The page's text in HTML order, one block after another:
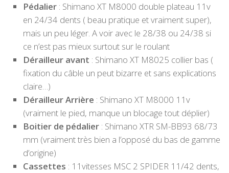
Pédalier : Shimano XT M8000 double plateau 11v
en 24/34 dents ( beau pratique et vraiment super),
mais un peu léger. A voir avec le 28/38 ou 24/38 si
ce n’est pas mieux surtout sur le roulant
Dérailleur avant : Shimano XT M8025 collier bas (
fixation du câble un peut bizarre et sans explications
claire…)
Dérailleur Arrière : Shimano XT M8000 11v
(vraiment le pied, manque un blocage tout déplier)
Boitier de pédalier : Shimano XTR SM-BB93 68/73
mm (vraiment très bien a l’opposé du bas de gamme
d’origine)
Cassettes : 11vitesses MSC 2 SPIDER 11/42 dents,